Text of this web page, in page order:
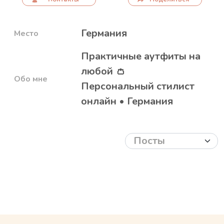
Место Германия
Обо мне
Практичные аутфиты на
любой 👛
Персональный стилист
онлайн • Германия